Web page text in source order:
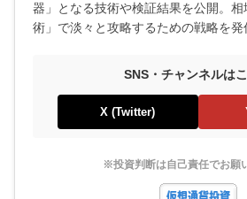
器」となる技術や検証結果を公開。
術」で淡々と攻略するための戦略を発
SNS・チャンネルは
X (Twitter)
※投資判断は自己責任でお願